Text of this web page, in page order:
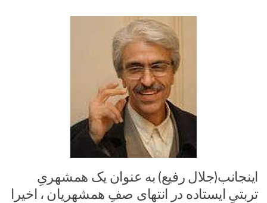
اینجانب(جلال رفیع) به عنوان یک همشهریِ
تربتیِ ایستاده در انتهای صفِ همشهریان ، اخیرا